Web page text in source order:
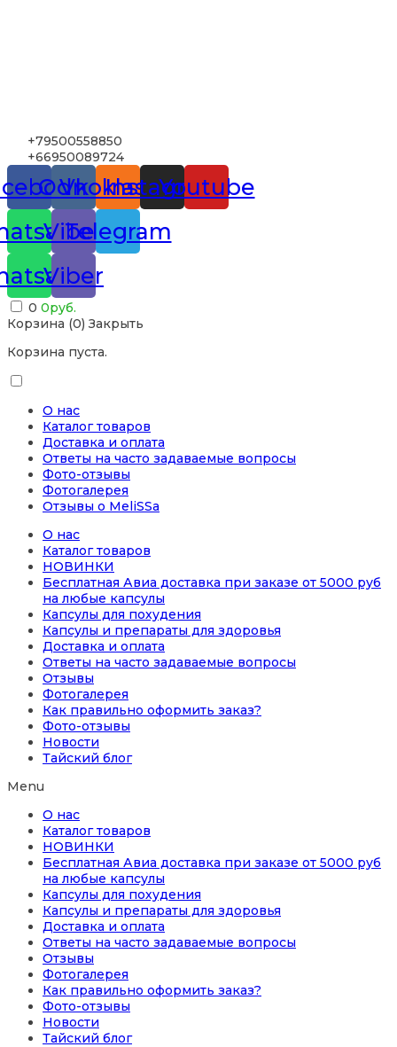
+79500558850
+66950089724
Vk
Odnoklassniki
Instagram
Youtube
Viber
Telegram
Viber
0 0руб.
Корзина (0) Закрыть
Корзина пуста.
О нас
Каталог товаров
Доставка и оплата
Ответы на часто задаваемые вопросы
Фото-отзывы
Фотогалерея
Отзывы о MeliSSa
О нас
Каталог товаров
НОВИНКИ
Бесплатная Авиа доставка при заказе от 5000 руб
на любые капсулы
Капсулы для похудения
Капсулы и препараты для здоровья
Доставка и оплата
Ответы на часто задаваемые вопросы
Отзывы
Фотогалерея
Как правильно оформить заказ?
Фото-отзывы
Новости
Тайский блог
Menu
О нас
Каталог товаров
НОВИНКИ
Бесплатная Авиа доставка при заказе от 5000 руб
на любые капсулы
Капсулы для похудения
Капсулы и препараты для здоровья
Доставка и оплата
Ответы на часто задаваемые вопросы
Отзывы
Фотогалерея
Как правильно оформить заказ?
Фото-отзывы
Новости
Тайский блог